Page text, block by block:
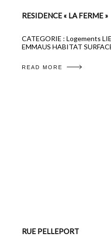
RESIDENCE « LA FERME »
CATEGORIE : Logements
EMMAUS HABITAT
READ MORE
RUE PELLEPORT